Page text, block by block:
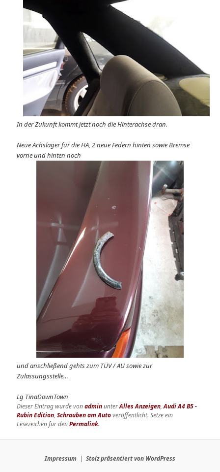
In der Zukunft kommt jetzt noch die Hinterachse dran.
Neue Achslager für die HA, 2 neue Federn hinten sowie Bremse
vorne und hinten noch
und anschließend gehts zum TÜV / AU sowie zur
Zulassungsstelle…
Lg TinaDownTown
Dieser Eintrag wurde vonadminunterAlles Anzeigen,Audi A4 B5 -
Rubin Edition,Schrauben am Autoveröffentlicht. Setze ein
Lesezeichen für denPermalink.
Impressum Stolz präsentiert von WordPress